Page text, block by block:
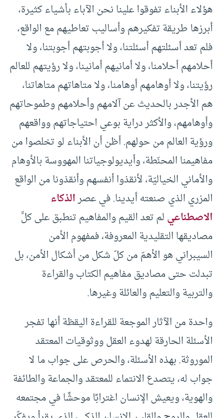
هؤلاء الأبناء تفوقوا علينا نحن الآباء بأشياء كثيرة،
أبرزها طريقة تفكيرهم وأساليب تعاطيهم مع الواقع،
فلم تعد أسئلتهم أسئلتنا، ولا أجوبتهم أجوبتنا، ولا
أحلامهم أحلامنا، ولا أمانيهم أمانينا، ولا رؤيتهم للعالم
رؤيتنا، ولا أوهامهم أوهامنا، ولا متاهاتهم متاهاتنا،
هم الأجدر بالحديث عن آلامهم وأحلامهم وطموحاتهم
وأوهامهم، والأكثر دراية بوعي احتياجاتهم وواقعهم
ورؤية العالم من حولهم. أظن أن الأبناء لو تخلصوا من
مفاهيمنا المحنّطة، وأيديولوجياتنا المهووسة بالأوهام
والأماني الخياليّة، لأنقذوا أنفسهم وأنقذونا من الواقع
المزري الذي صنعته أيدينا. في عصرالذكاء
الاصطناعيلم تعد القيم والمفاهيم تنطبق على كلِّ
مصاديقها التقليدية المعروفة، فمفهوم الأمن
السيبراني هو الأهمّ من كلّ شكل من أشكال الأمن، ‏بل
تبدلت حتى مصاديق مفاهيم الكتاب والقراءة
والتربية والتعليم والعائلة وغيرها.
واحدة من الآثار الموجعة للقراءة اليقظة أنها تفجر
الأسئلة الحارقة لهدوء العقل ووثوقيات المعتقد
الموروثة. بهذه الأسئلة، والحرص على جواب ما لا
جواب له، يتصدع الانتماء للمعتقد والجماعة والطائفة
والهوية، ويعيش الإنسان اغترابًا موحشًا في مجتمعه